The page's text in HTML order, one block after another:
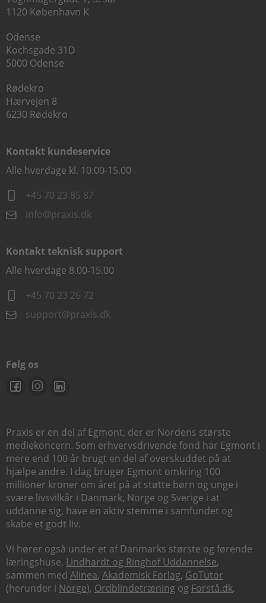
1120 København K
Odense
Kochsgade 31D
5000 Odense
Rødekro
Hærvejen 8
6230 Rødekro
Kontakt kundeservice
Alle hverdage kl. 10.00-15.00
+45 70 23 85 87
info@praxis.dk
Kontakt teknisk support
Alle hverdage 8.00-15.00
+45 70 23 26 72
support@praxis.dk
Følg os
Praxis er en del af Egmont, der er Nordens største
mediekoncern. Som erhvervsdrivende fond har Egmont i
mere end 100 år brugt en del af overskuddet på at
hjælpe andre. I dag bruger Egmont omkring 100
millioner kroner om året på at støtte børn og unge i
svære livsvilkår i Danmark, Norge og Sverige i at
uddanne sig, have en aktiv stemme i samfundet og
skabe et godt liv.
Vi hører også under et af Danmarks største og førende
læringshuse, Lindhardt og Ringhof Uddannelse,
sammen med Alinea, Akademisk Forlag, GoTutor
(herunder i Norge), Ordblindetræning og Forstå.dk.